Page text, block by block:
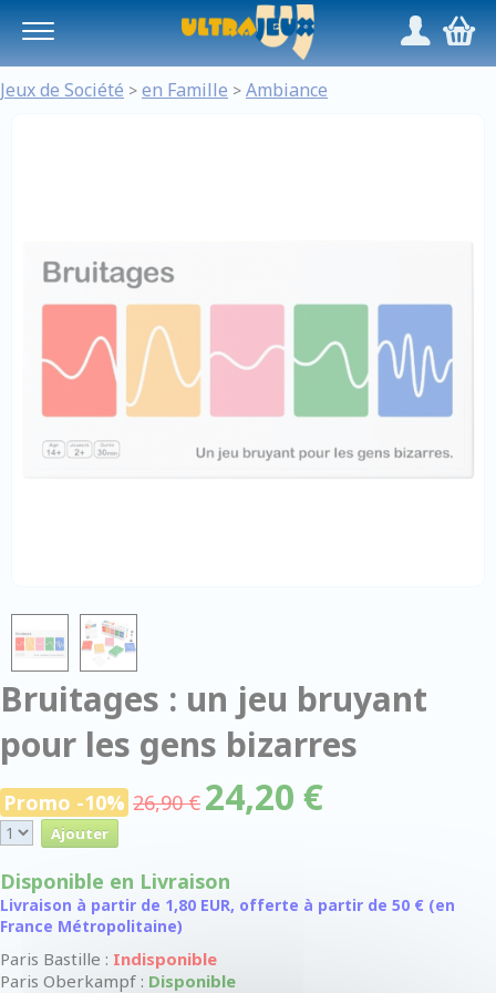
/,
Jeux de Société > en Famille > Ambiance
Bruitages : un jeu bruyant
pour les gens bizarres
Promo -10% 26,90 € 24,20 €
Disponible en Livraison
Livraison à partir de 1,80 EUR, offerte à partir de 50 € (en
France Métropolitaine)
Paris Bastille : Indisponible
Paris Oberkampf : Disponible